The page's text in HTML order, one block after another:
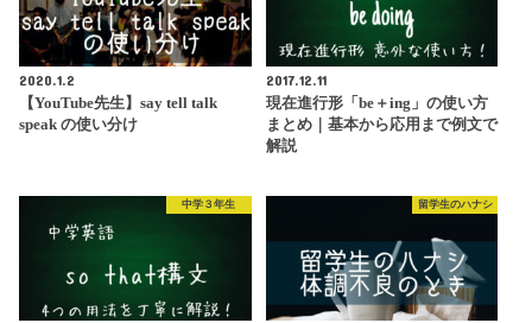
2020.1.2
【YouTube先生】say tell talk
speak の使い分け
2017.12.11
現在進行形「be＋ing」の使い方
まとめ｜基本から応用まで例文で
解説
中学３年生 留学生のハナシ